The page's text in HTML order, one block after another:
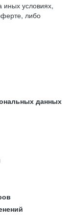
условиях,
либо
данных